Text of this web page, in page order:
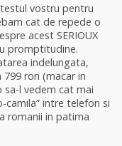
vostru pentru
cat de repede o
acest SERIOUX
promptitudine.
indelungata,
ron (macar in
sa-l vedem cat mai
intre telefon si
romanii in patima